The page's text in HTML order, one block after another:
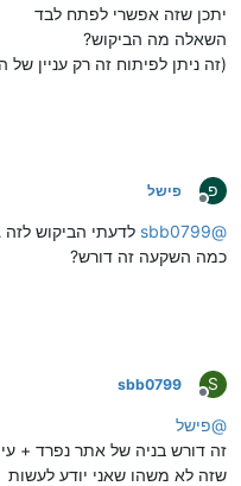
יתכן שזה אפשרי לפתח לבד
השאלה מה הביקוש?
(זה ניתן לפיתוח זה רק עניין
פ
מנותק
פישל
@
sbb0799 לדעתי הביקוש לזה
כמה השקעה זה דורש?
S
מנותק
sbb0799
@פישל
זה דורש בניה של אתר נפרד +
שזה לא משהו שאני יודע לעשות